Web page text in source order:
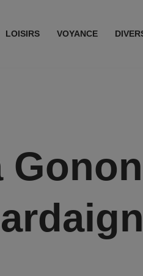
LOISIRS VOYANCE